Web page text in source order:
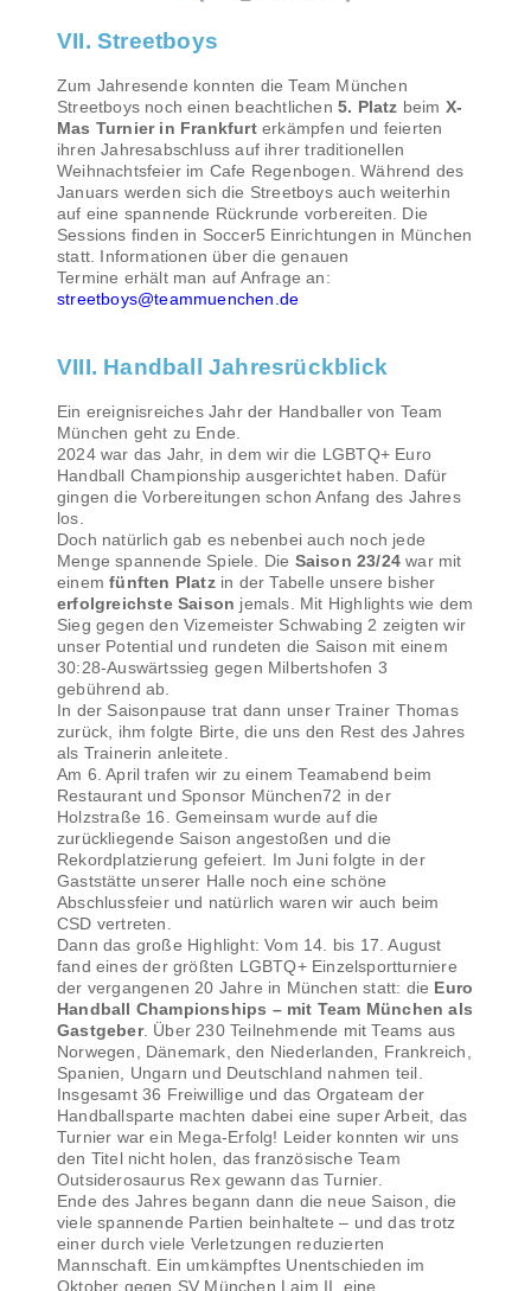
VII. Streetboys
Zum Jahresende konnten die Team München
Streetboys noch einen beachtlichen 5. Platz beim X-
Mas Turnier in Frankfurt erkämpfen und feierten
ihren Jahresabschluss auf ihrer traditionellen
Weihnachtsfeier im Cafe Regenbogen. Während des
Januars werden sich die Streetboys auch weiterhin
auf eine spannende Rückrunde vorbereiten. Die
Sessions finden in Soccer5 Einrichtungen in München
statt. Informationen über die genauen
Termine erhält man auf Anfrage an:
streetboys@teammuenchen.de
VIII. Handball Jahresrückblick
Ein ereignisreiches Jahr der Handballer von Team
München geht zu Ende.
2024 war das Jahr, in dem wir die LGBTQ+ Euro
Handball Championship ausgerichtet haben. Dafür
gingen die Vorbereitungen schon Anfang des Jahres
los.
Doch natürlich gab es nebenbei auch noch jede
Menge spannende Spiele. Die Saison 23/24 war mit
einemfünften Platzin der Tabelle unsere bisher
erfolgreichste Saison jemals. Mit Highlights wie dem
Sieg gegen den Vizemeister Schwabing 2 zeigten wir
unser Potential und rundeten die Saison mit einem
30:28-Auswärtssieg gegen Milbertshofen 3
gebührend ab.
In der Saisonpause trat dann unser Trainer Thomas
zurück, ihm folgte Birte, die uns den Rest des Jahres
als Trainerin anleitete.
Am 6. April trafen wir zu einem Teamabend beim
Restaurant und Sponsor München72 in der
Holzstraße 16. Gemeinsam wurde auf die
zurückliegende Saison angestoßen und die
Rekordplatzierung gefeiert. Im Juni folgte in der
Gaststätte unserer Halle noch eine schöne
Abschlussfeier und natürlich waren wir auch beim
CSD vertreten.
Dann das große Highlight: Vom 14. bis 17. August
fand eines der größten LGBTQ+ Einzelsportturniere
der vergangenen 20 Jahre in München statt: die Euro
Handball Championships – mit Team München als
Gastgeber. Über 230 Teilnehmende mit Teams aus
Norwegen, Dänemark, den Niederlanden, Frankreich,
Spanien, Ungarn und Deutschland nahmen teil.
Insgesamt 36 Freiwillige und das Orgateam der
Handballsparte machten dabei eine super Arbeit, das
Turnier war ein Mega-Erfolg! Leider konnten wir uns
den Titel nicht holen, das französische Team
Outsiderosaurus Rex gewann das Turnier.
Ende des Jahres begann dann die neue Saison, die
viele spannende Partien beinhaltete – und das trotz
einer durch viele Verletzungen reduzierten
Mannschaft. Ein umkämpftes Unentschieden im
Oktober gegen SV München Laim II, eine